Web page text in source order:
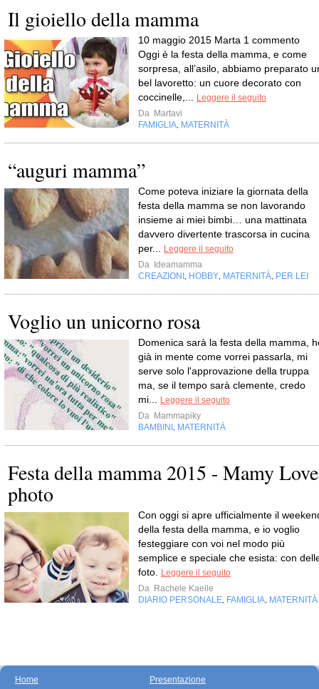
Il gioiello della mamma
10 maggio 2015 Marta 1 commento
Oggi è la festa della mamma, e come
sorpresa, all’asilo, abbiamo preparato
bel lavoretto: un cuore decorato con
coccinelle,...
Leggere il seguito
Da Martavi
FAMIGLIA MATERNITÀ
“auguri mamma”
Come poteva iniziare la giornata della
festa della mamma se non lavorando
insieme ai miei bimbi… una mattinata
davvero divertente trascorsa in cucina
per...
Leggere il seguito
Da Ideamamma
CREAZIONI HOBBY MATERNITÀ PER LEI
Voglio un unicorno rosa
Domenica sarà la festa della mamma,
già in mente come vorrei passarla, mi
serve solo l'approvazione della truppa
ma, se il tempo sarà clemente, credo
mi...
Leggere il seguito
Da Mammapiky
BAMBINI MATERNITÀ
Festa della mamma 2015 - Mamy Love
photo
Con oggi si apre ufficialmente il
della festa della mamma, e io voglio
festeggiare con voi nel modo più
semplice e speciale che esista: con
foto.
Leggere il seguito
Da Rachele Kaelle
DIARIO PERSONALE FAMIGLIA MATERNITÀ
Home
Presentazione